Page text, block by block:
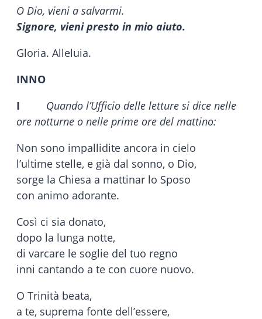
O Dio, vieni a salvarmi.
Signore, vieni presto in mio aiuto.
Gloria. Alleluia.
INNO
I
Quando l’Ufficio delle letture si dice nelle
ore notturne o nelle prime ore del mattino:
Non sono impallidite ancora in cielo
l’ultime stelle, e già dal sonno, o Dio,
sorge la Chiesa a mattinar lo Sposo
con animo adorante.
Così ci sia donato,
dopo la lunga notte,
di varcare le soglie del tuo regno
inni cantando a te con cuore nuovo.
O Trinità beata,
a te, suprema fonte dell’essere,